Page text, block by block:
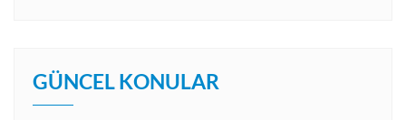
GÜNCEL KONULAR